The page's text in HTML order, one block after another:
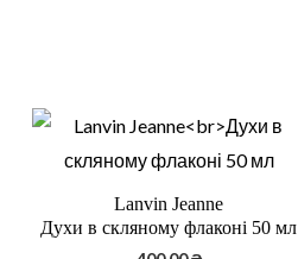
Lanvin Jeanne
Духи в скляному флаконі 50 мл